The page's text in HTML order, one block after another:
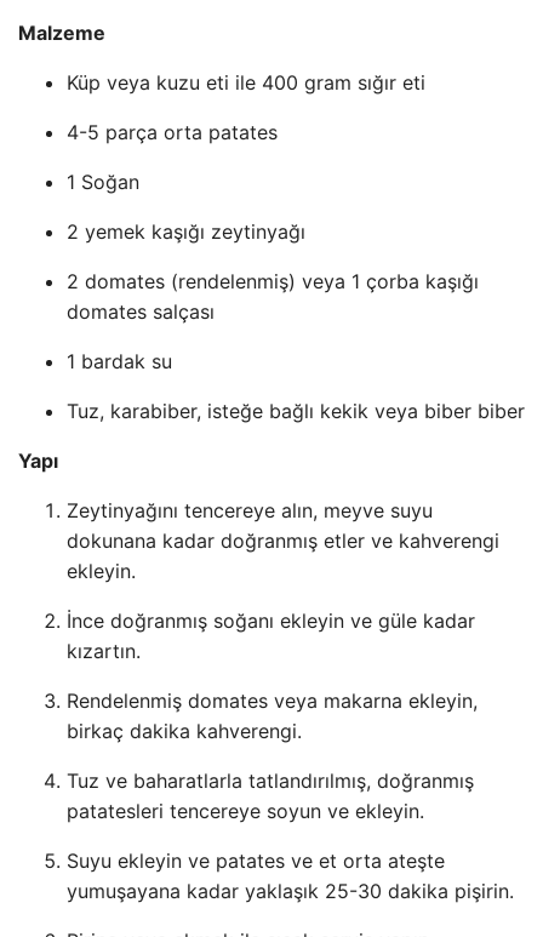
Malzeme
Küp veya kuzu eti ile 400 gram sığır eti
4-5 parça orta patates
1 Soğan
2 yemek kaşığı zeytinyağı
2 domates (rendelenmiş) veya 1 çorba kaşığı
domates salçası
1 bardak su
Tuz, karabiber, isteğe bağlı kekik veya biber biber
Yapı
Zeytinyağını tencereye alın, meyve suyu
dokunana kadar doğranmış etler ve kahverengi
ekleyin.
İnce doğranmış soğanı ekleyin ve güle kadar
kızartın.
Rendelenmiş domates veya makarna ekleyin,
birkaç dakika kahverengi.
Tuz ve baharatlarla tatlandırılmış, doğranmış
patatesleri tencereye soyun ve ekleyin.
Suyu ekleyin ve patates ve et orta ateşte
yumuşayana kadar yaklaşık 25-30 dakika pişirin.